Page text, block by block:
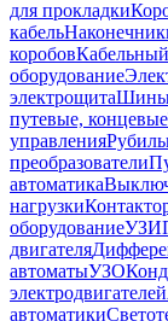
для прокладки
кабель
коробов
оборудование
электрощитаШины
путевые, концевые
управления
преобразователи
автоматика
нагрузки
оборудование
двигателя
автоматыУЗО
электродвигателей
автоматики